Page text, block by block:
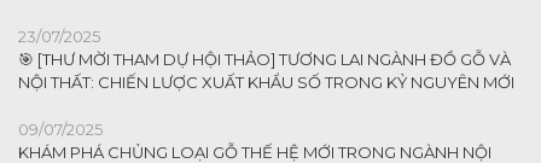
23/07/2025
🎯 [THƯ MỜI THAM DỰ HỘI THẢO] TƯƠNG LAI NGÀNH ĐỒ GỖ VÀ
NỘI THẤT: CHIẾN LƯỢC XUẤT KHẨU SỐ TRONG KỶ NGUYÊN MỚI
09/07/2025
KHÁM PHÁ CHỦNG LOẠI GỖ THẾ HỆ MỚI TRONG NGÀNH NỘI